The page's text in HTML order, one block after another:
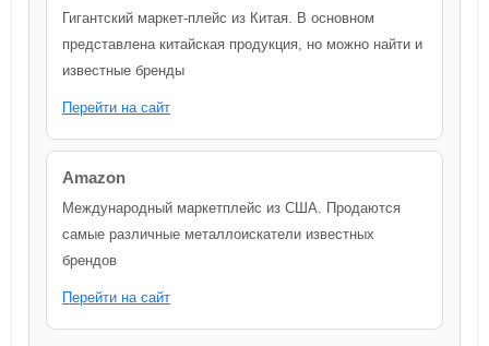
Гигантский маркет-плейс из Китая. В основном
представлена китайская продукция, но можно найти и
известные бренды
Перейти на сайт
Amazon
Международный маркетплейс из США. Продаются
самые различные металлоискатели известных
брендов
Перейти на сайт